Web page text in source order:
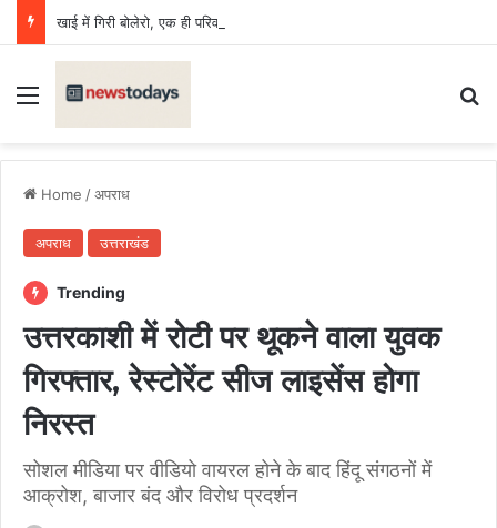
खाई में गिरी बोलेरो, एक ही परिवार के छह की मौत, एक किशोर घायल
Menu
Home /अपराध
अपराध उत्तराखंड
Trending
उत्तरकाशी में रोटी पर थूकने वाला युवक
गिरफ्तार, रेस्टोरेंट सीज लाइसेंस होगा
निरस्त
सोशल मीडिया पर वीडियो वायरल होने के बाद हिंदू संगठनों में
आक्रोश, बाजार बंद और विरोध प्रदर्शन